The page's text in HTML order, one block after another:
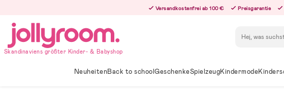
innehållet
Versandkostenfrei ab 100 € Preisgarantie
Skandinaviens größter Kinder- & Babyshop
NeuheitenBack to schoolGeschenkeSpielzeugKindermode